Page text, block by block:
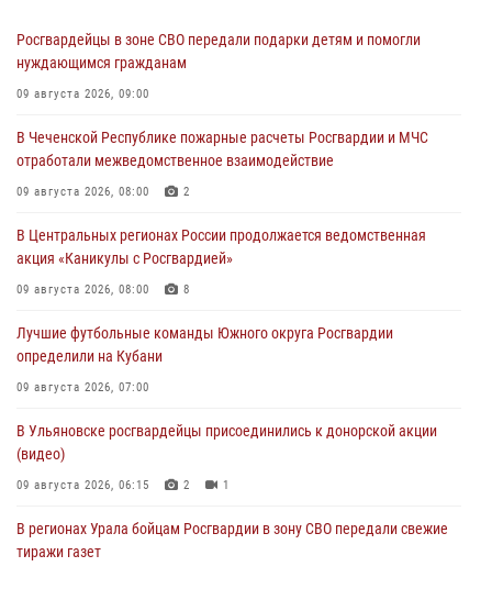
Росгвардейцы в зоне СВО передали подарки детям и помогли
нуждающимся гражданам
09 августа 2026, 09:00
В Чеченской Республике пожарные расчеты Росгвардии и МЧС
отработали межведомственное взаимодействие
09 августа 2026, 08:00 2
В Центральных регионах России продолжается ведомственная
акция «Каникулы с Росгвардией»
09 августа 2026, 08:00 8
Лучшие футбольные команды Южного округа Росгвардии
определили на Кубани
09 августа 2026, 07:00
В Ульяновске росгвардейцы присоединились к донорской акции
(видео)
09 августа 2026, 06:15 2 1
В регионах Урала бойцам Росгвардии в зону СВО передали свежие
тиражи газет